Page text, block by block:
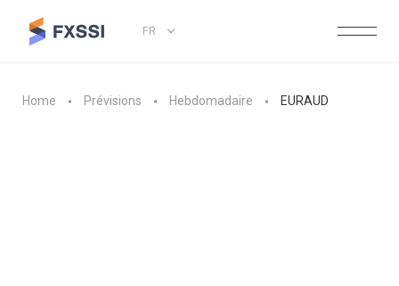
FR
Home Prévisions Hebdomadaire EURAUD